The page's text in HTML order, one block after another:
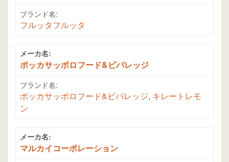
ブランド名:
フルッタフルッタ
メーカ名:
ポッカサッポロフード&ビバレッジ
ブランド名:
ポッカサッポロフード&ビバレッジ, キレートレモ
ン
メーカ名:
マルカイコーポレーション